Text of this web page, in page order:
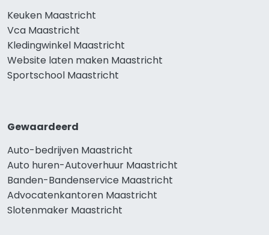
Keuken Maastricht
Vca Maastricht
Kledingwinkel Maastricht
Website laten maken Maastricht
Sportschool Maastricht
Gewaardeerd
Auto-bedrijven Maastricht
Auto huren-Autoverhuur Maastricht
Banden-Bandenservice Maastricht
Advocatenkantoren Maastricht
Slotenmaker Maastricht